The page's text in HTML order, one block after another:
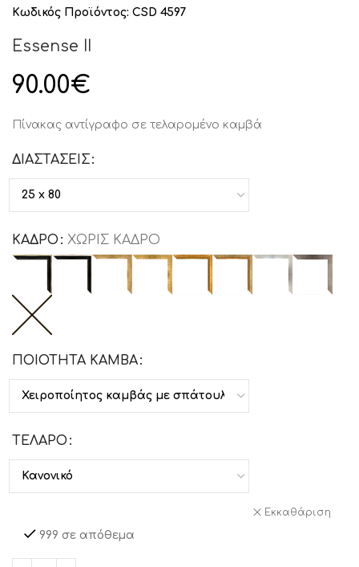
Κωδικός Προϊόντος: CSD 4597
Essense II
90.00€
Πίνακας αντίγραφο σε τελαρομένο καμβά
ΔΙΑΣΤΑΣΕΙΣ
ΚΑΔΡΟ ΧΩΡΙΣ ΚΑΔΡΟ
ΠΟΙΟΤΗΤΑ ΚΑΜΒΑ
ΤΕΛΑΡΟ
Εκκαθάριση
999 σε απόθεμα